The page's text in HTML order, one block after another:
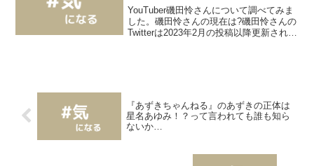
YouTuber磯田怜さんについて調べてみま
した。磯田怜さんの現在は?磯田怜さんの
Twitterは2023年2月の投稿以降更新されて
『あずきちゃんねる』のあずきの正体は
星名あゆみ！？って言われても誰も知ら
ないか…